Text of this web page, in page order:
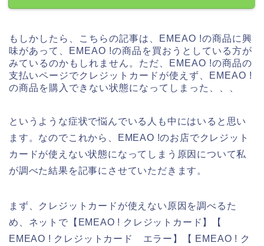
もしかしたら、こちらの記事は、EMEAO !の商品に興
味があって、EMEAO !の商品を買おうとしている方が
みているのかもしれません。ただ、EMEAO !の商品の
支払いページでクレジットカードが使えず、EMEAO !
の商品を購入できない状態になってしまった、、、
というような症状で悩んでいる人も中にはいると思い
ます。なのでこれから、EMEAO !のお店でクレジット
カードが使えない状態になってしまう原因について私
が調べた結果を記事にさせていただきます。
まず、クレジットカードが使えない原因を調べるた
め、ネットで【EMEAO ! クレジットカード】【
EMEAO ! クレジットカード エラー】【 EMEAO ! ク